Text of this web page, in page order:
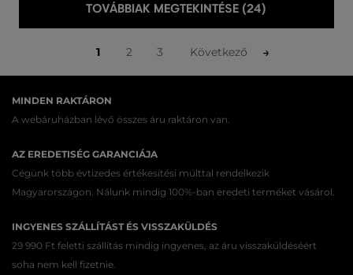
TOVÁBBIAK MEGTEKINTÉSE (24)
1 2 3 Következő
MINDEN RAKTÁRON
A webáruházban lévő összes áru raktáron van.
AZ EREDETISÉG GARANCIÁJA
Cégünk több évtizedes értékesítési múlttal rendelkezik
Magyarországon. Nálunk mindig 100%-ban eredeti terméket vásárol.
INGYENES SZÁLLÍTÁST ÉS VISSZAKÜLDÉS
29 990 Ft feletti szállítás mindig ingyenes, az áru visszaküldéséért
soha nem kell fizetnie.